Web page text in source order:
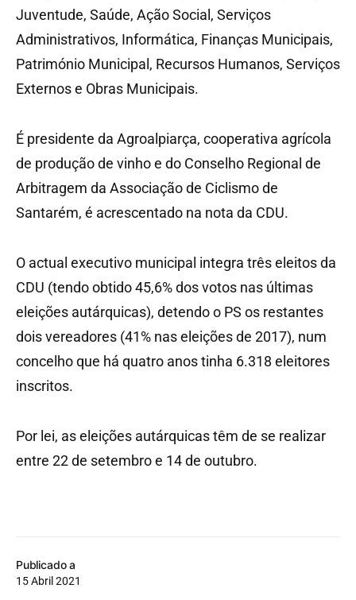
Publicado a
15 Abril 2021
Juventude, Saúde, Ação Social, Serviços
Administrativos, Informática, Finanças Municipais,
Património Municipal, Recursos Humanos, Serviços
Externos e Obras Municipais.
É presidente da Agroalpiarça, cooperativa agrícola
de produção de vinho e do Conselho Regional de
Arbitragem da Associação de Ciclismo de
Santarém, é acrescentado na nota da CDU.
O actual executivo municipal integra três eleitos da
CDU (tendo obtido 45,6% dos votos nas últimas
eleições autárquicas), detendo o PS os restantes
dois vereadores (41% nas eleições de 2017), num
concelho que há quatro anos tinha 6.318 eleitores
inscritos.
Por lei, as eleições autárquicas têm de se realizar
entre 22 de setembro e 14 de outubro.